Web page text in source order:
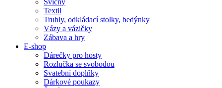
Svícny
Textil
Truhly, odkládací stolky, bedýnky
Vázy a vázičky
Zábava a hry
E-shop
Dárečky pro hosty
Rozlučka se svobodou
Svatební doplňky
Dárkové poukazy